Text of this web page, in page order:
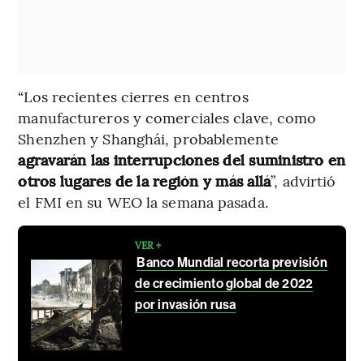
“Los recientes cierres en centros
manufactureros y comerciales clave, como
Shenzhen y Shanghái, probablemente
agravarán las interrupciones del suministro en
otros lugares de la región y más allá”, advirtió
el FMI en su WEO la semana pasada.
VER +
Banco Mundial recorta previsión
de crecimiento global de 2022
por invasión rusa